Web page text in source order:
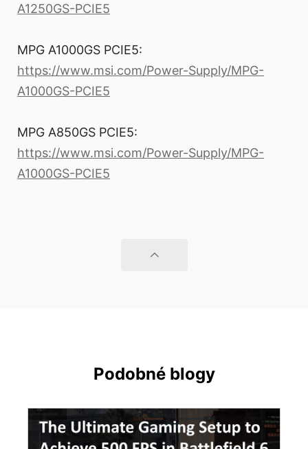
A1250GS-PCIE5
MPG A1000GS PCIE5:
https://www.msi.com/Power-Supply/MPG-
A1000GS-PCIE5
MPG A850GS PCIE5:
https://www.msi.com/Power-Supply/MPG-
A1000GS-PCIE5
Podobné blogy